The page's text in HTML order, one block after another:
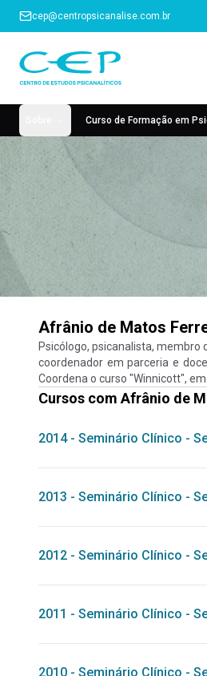
cep@centropsicanalise.com.br
Curso de Formação em
Afrânio de Matos
Psicólogo, psicanalista, membro
coordenador em parceria e
Coordena o curso "Winnicott",
Cursos com Afrânio de
2014- Seminário Clínico -
2013 - Seminário Clínico -
2012 - Seminário Clínico -
2011 - Seminário Clínico -
2010 - Seminário Clínico -